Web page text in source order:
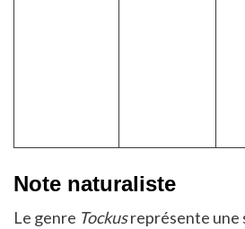
Note naturaliste
Le genre Tockusreprésente une